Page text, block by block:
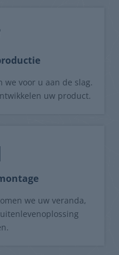
we voor u aan de slag.
uw product.
we uw veranda,